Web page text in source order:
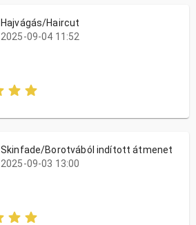
Hajvágás/Haircut
2025-09-04 11:52
Skinfade/Borotvából indított átmenet
2025-09-03 13:00